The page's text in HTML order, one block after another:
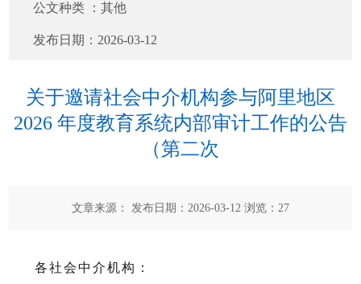
公文种类 ：其他
发布日期： 2026-03-12
关于邀请社会中介机构参与阿里地区
2026 年度教育系统内部审计工作的公告
（第二次
文章来源： 发布日期：2026-03-12 浏览： 27
各社会中介机构：